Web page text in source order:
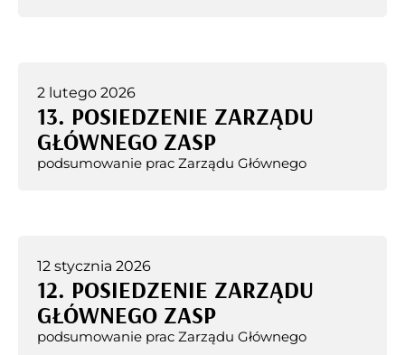
2 lutego 2026
13. POSIEDZENIE ZARZĄDU
GŁÓWNEGO ZASP
podsumowanie prac Zarządu Głównego
12 stycznia 2026
12. POSIEDZENIE ZARZĄDU
GŁÓWNEGO ZASP
podsumowanie prac Zarządu Głównego